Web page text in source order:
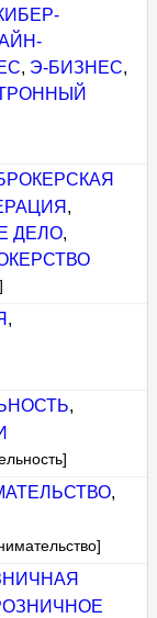
, Э-БИЗНЕС,
,
ДЕЛО,
,
,
,